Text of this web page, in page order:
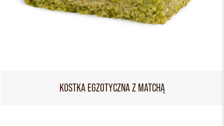
KOSTKA EGZOTYCZNA Z MATCHĄ